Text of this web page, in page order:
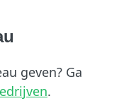
geven? Ga
.